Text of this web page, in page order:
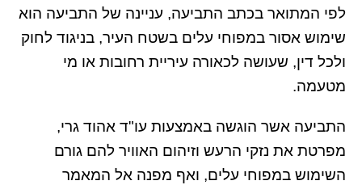
לפי המתואר בכתב התביעה, עניינה של התביעה הוא
שימוש אסור במפוחי עלים בשטח העיר, בניגוד לחוק
ולכל דין, שעושה לכאורה עיריית רחובות או מי
מטעמה.
התביעה אשר הוגשה באמצעות עו"ד אהוד גרי,
מפרטת את נזקי הרעש וזיהום האוויר להם גורם
השימוש במפוחי עלים, ואף מפנה אל המאמר